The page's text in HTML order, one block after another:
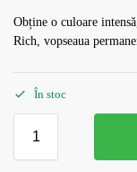
Obține o culoare
Rich, vopseaua
În stoc